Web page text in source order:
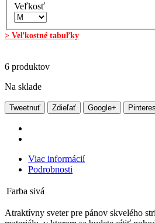
Veľkosť
> Veľkostné tabuľky
6 produktov
Na sklade
Tweetnuť Zdieľať Google+
Viac informácií
Podrobnosti
Farba sivá
Atraktívny sveter pre pánov skvelého